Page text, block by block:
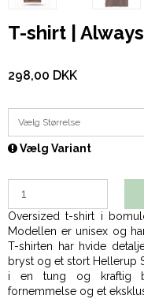
T-shirt |
298,00 DKK
Vælg Størrelse
Vælg Variant
Oversized t-shirt i
Modellen er unisex og
T-shirten har hvide
bryst og et stort Hellerup
i en tung og kraftig
fornemmelse og et